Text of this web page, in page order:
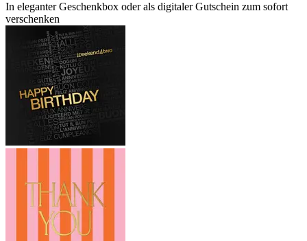
In eleganter Geschenkbox oder als digitaler Gutschein zum sofort
verschenken